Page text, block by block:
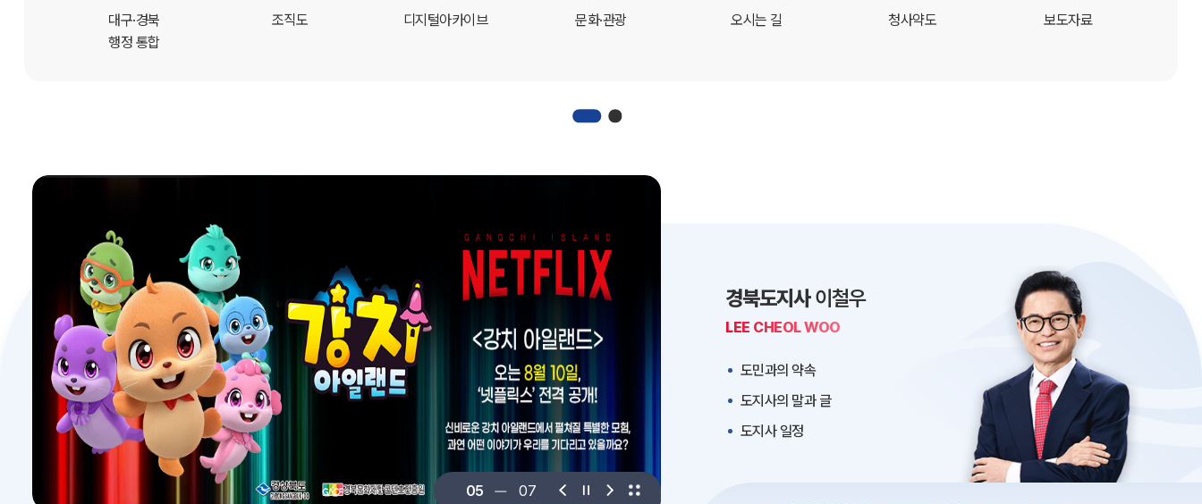
대구·경북
행정 통합
조직도 디지털아카이브 문화·관광 오시는 길 청사약도 보도자료
06 07
경북도지사이철우
LEE CHEOL WOO
도민과의 약속
도지사의 말과 글
도지사 일정